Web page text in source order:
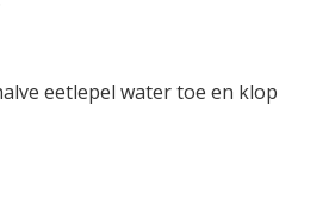
eetlepel water toe en klop